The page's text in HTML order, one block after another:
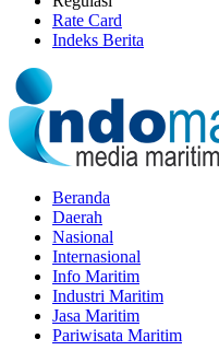
Rate Card
Indeks Berita
Beranda
Daerah
Nasional
Internasional
Info Maritim
Industri Maritim
Jasa Maritim
Pariwisata Maritim